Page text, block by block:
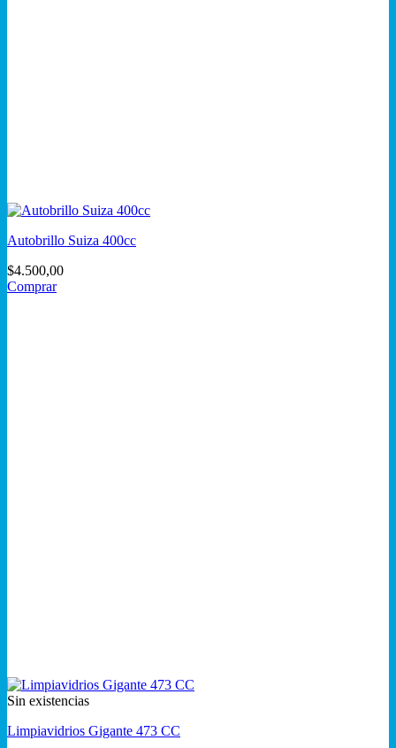
Autobrillo Suiza 400cc
$4.500,00
Comprar
Sin existencias
Limpiavidrios Gigante 473 CC